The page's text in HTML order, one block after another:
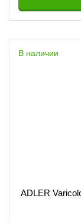
В наличии
ADLER